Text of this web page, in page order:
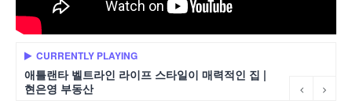
CURRENTLY PLAYING
애틀랜타 벨트라인 라이프 스타일이 매력적인 집 |
현은영 부동산